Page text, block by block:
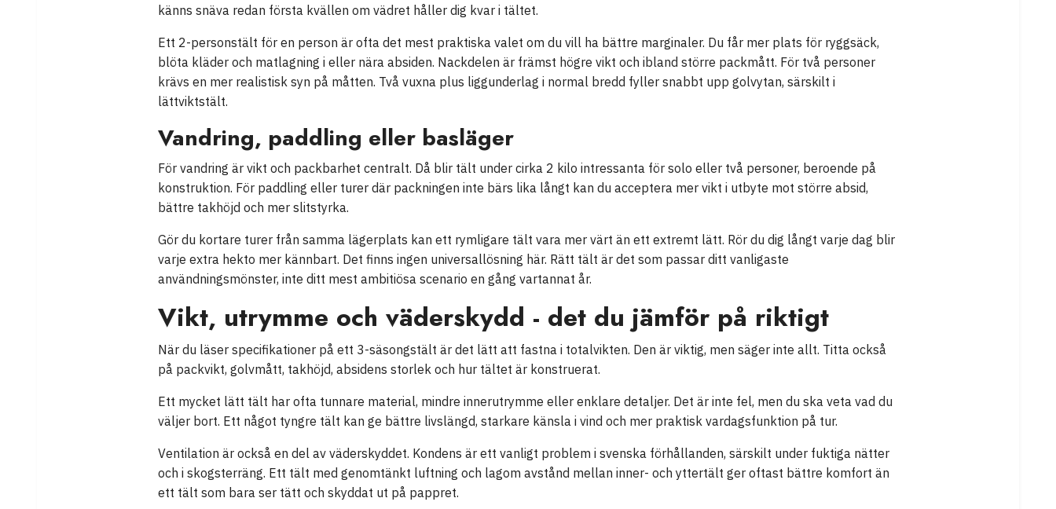
känns snäva redan första kvällen om vädret håller dig kvar i tältet.
Ett 2-personstält för en person är ofta det mest praktiska valet om du vill ha bättre marginaler. Du får mer plats för ryggsäck,
blöta kläder och matlagning i eller nära absiden. Nackdelen är främst högre vikt och ibland större packmått. För två personer
krävs en mer realistisk syn på måtten. Två vuxna plus liggunderlag i normal bredd fyller snabbt upp golvytan, särskilt i
lättviktstält.
Vandring, paddling eller basläger
För vandring är vikt och packbarhet centralt. Då blir tält under cirka 2 kilo intressanta för solo eller två personer, beroende på
konstruktion. För paddling eller turer där packningen inte bärs lika långt kan du acceptera mer vikt i utbyte mot större absid,
bättre takhöjd och mer slitstyrka.
Gör du kortare turer från samma lägerplats kan ett rymligare tält vara mer värt än ett extremt lätt. Rör du dig långt varje dag blir
varje extra hekto mer kännbart. Det finns ingen universallösning här. Rätt tält är det som passar ditt vanligaste
användningsmönster, inte ditt mest ambitiösa scenario en gång vartannat år.
Vikt, utrymme och väderskydd - det du jämför på riktigt
När du läser specifikationer på ett 3-säsongstält är det lätt att fastna i totalvikten. Den är viktig, men säger inte allt. Titta också
på packvikt, golvmått, takhöjd, absidens storlek och hur tältet är konstruerat.
Ett mycket lätt tält har ofta tunnare material, mindre innerutrymme eller enklare detaljer. Det är inte fel, men du ska veta vad du
väljer bort. Ett något tyngre tält kan ge bättre livslängd, starkare känsla i vind och mer praktisk vardagsfunktion på tur.
Ventilation är också en del av väderskyddet. Kondens är ett vanligt problem i svenska förhållanden, särskilt under fuktiga nätter
och i skogsterräng. Ett tält med genomtänkt luftning och lagom avstånd mellan inner- och yttertält ger oftast bättre komfort än
ett tält som bara ser tätt och skyddat ut på pappret.